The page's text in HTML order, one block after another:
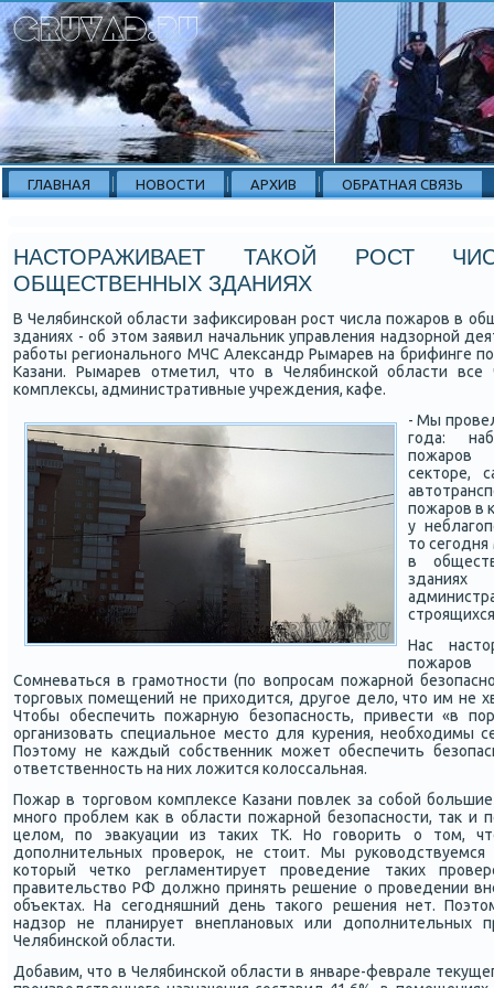
ГЛАВНАЯ НОВОСТИ АРХИВ ОБРАТНАЯ СВЯЗЬ
НАСТОРАЖИВАЕТ ТАКОЙ РОСТ
ОБЩЕСТВЕННЫХ ЗДАНИЯХ
В Челябинской области зафиксирован рост числа пожаров в
зданиях - об этом заявил начальник управления надзорной
работы регионального МЧС Александр Рымарев на брифинге
Казани. Рымарев отметил, что в Челябинской области
комплексы, административные учреждения, кафе.
- Мы
года:
пожаров
секторе,
пожаров в
у
то
в
Нас
пожаров
Сомневаться в грамотности (по вопросам пожарной
торговых помещений не приходится, другое дело, что им не
Чтобы обеспечить пожарную безопасность, привести «в
организовать специальное место для курения, необходимы
Поэтому не каждый собственник может обеспечить
ответственность на них ложится колоссальная.
Пожар в торговом комплексе Казани повлек за собой
много проблем как в области пожарной безопасности, так и
целом, по эвакуации из таких ТК. Но говорить о том,
дополнительных проверок, не стоит. Мы
который четко регламентирует проведение таких
правительство РФ должно принять решение о проведении
объектах. На сегодняшний день такого решения нет.
надзор не планирует внеплановых или дополнительных
Челябинской области.
Добавим, что в Челябинской области в январе-феврале